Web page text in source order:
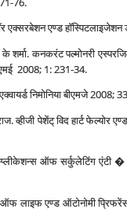
एक्‍सरबेशन एण्‍ड
शर्मा. कनकरंट पल्‍मोनरी
2008; 1: 231-34.
निमोनिया बीएमजे 2008;
व्‍हीजी पेशेंट् विद हार्ट फेल्‍योर
ऑफ सर्कुलेटिंग एंटी
ऑफ लाइफ एण्‍ड ऑटोनोमी